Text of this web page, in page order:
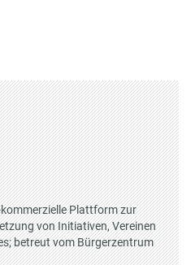
Plattform zur
von Initiativen, Vereinen
betreut vom Bürgerzentrum